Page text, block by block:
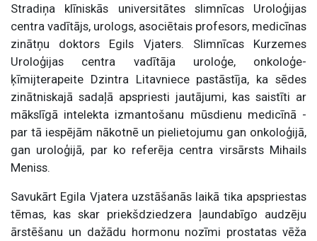
Stradiņa klīniskās universitātes slimnīcas Uroloģijas
centra vadītājs, urologs, asociētais profesors, medicīnas
zinātņu doktors Egils Vjaters. Slimnīcas Kurzemes
Uroloģijas centra vadītāja uroloģe, onkoloģe-
ķīmijterapeite Dzintra Litavniece pastāstīja, ka sēdes
zinātniskajā sadaļā apspriesti jautājumi, kas saistīti ar
mākslīgā intelekta izmantošanu mūsdienu medicīnā -
par tā iespējām nākotnē un pielietojumu gan onkoloģijā,
gan uroloģijā, par ko referēja centra virsārsts Mihails
Meniss.
Savukārt Egila Vjatera uzstāšanās laikā tika apspriestas
tēmas, kas skar priekšdziedzera ļaundabīgo audzēju
ārstēšanu un dažādu hormonu nozīmi prostatas vēža